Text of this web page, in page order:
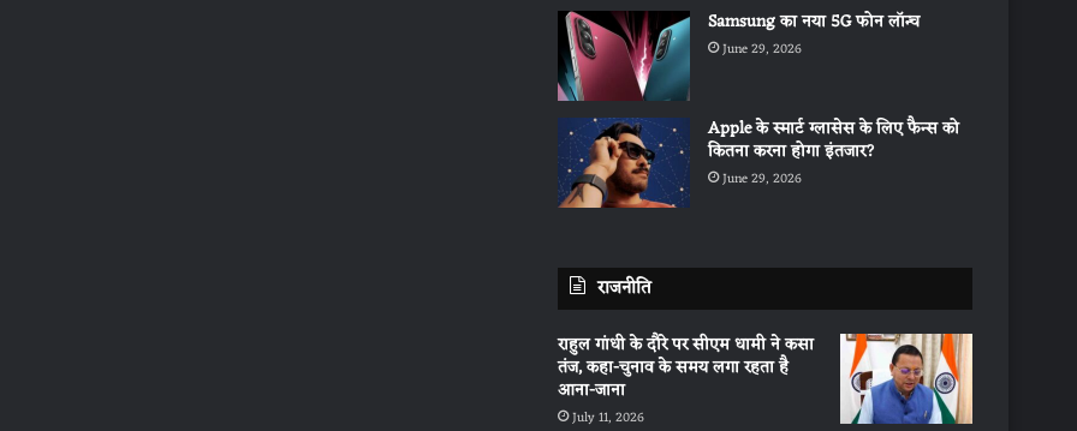
Samsung का नया 5G फोन लॉन्च
June 29, 2026
Apple के स्मार्ट ग्लासेस के लिए फैन्स को
कितना करना होगा इंतजार?
June 29, 2026
राजनीति
राहुल गांधी के दौरे पर सीएम धामी ने कसा
तंज, कहा-चुनाव के समय लगा रहता है
आना-जाना
July 11, 2026